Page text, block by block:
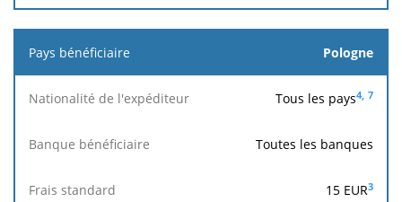
Pologne
Tous les pays4, 7
Toutes les banques
15 EUR3